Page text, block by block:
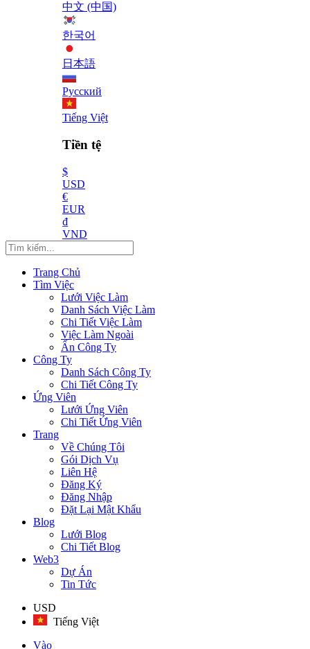
中文 (中国)
한국어
日本語
Русский
Tiếng Việt
Tiền tệ
$
USD
€
EUR
₫
VND
Trang Chủ
Tìm Việc
Lưới Việc Làm
Danh Sách Việc Làm
Chi Tiết Việc Làm
Việc Làm Ngoài
Ẩn Công Ty
Công Ty
Danh Sách Công Ty
Chi Tiết Công Ty
Ứng Viên
Lưới Ứng Viên
Chi Tiết Ứng Viên
Trang
Về Chúng Tôi
Gói Dịch Vụ
Liên Hệ
Đăng Ký
Đăng Nhập
Đặt Lại Mật Khẩu
Blog
Lưới Blog
Chi Tiết Blog
Web3
Dự Án
Tin Tức
USD
Tiếng Việt
Vào